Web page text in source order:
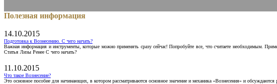
Полезная информация
14.10.2015
Подготовка к Вознесению. С чего начать?
Важная информация и инструменты, которые можно применять сразу сейчас! Попробуйте все, что считаете необходимым.
Статья Лизы Ренее С чего начать?
11.10.2015
Что такое Вознесение?
Это основное пособие для начинающих, в котором рассматриваются основное значение и механика «Вознесения» и